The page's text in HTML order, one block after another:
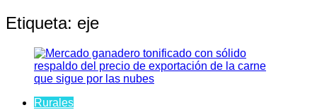
Etiqueta: eje
Rurales